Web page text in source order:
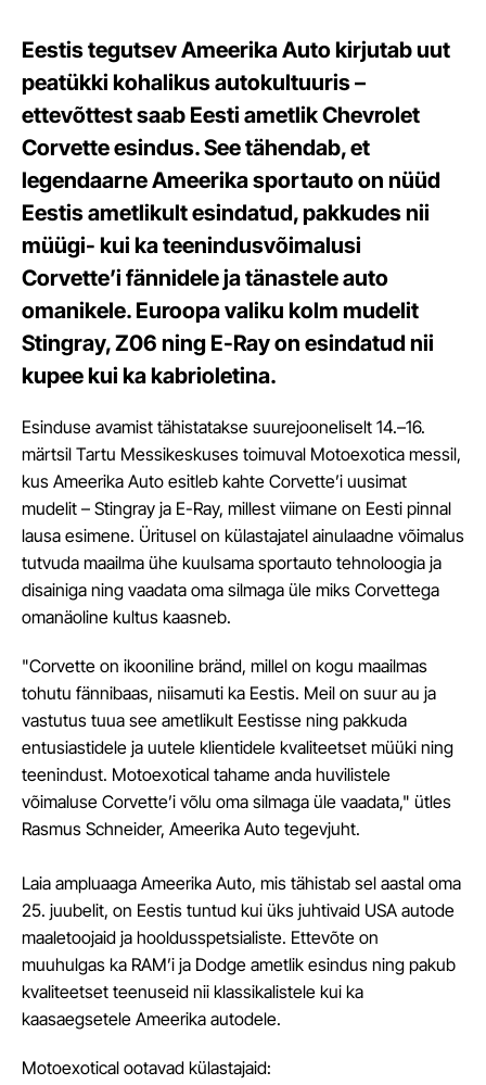
Eestis tegutsev Ameerika Auto kirjutab uut
peatükki kohalikus autokultuuris –
ettevõttest saab Eesti ametlik Chevrolet
Corvette esindus. See tähendab, et
legendaarne Ameerika sportauto on nüüd
Eestis ametlikult esindatud, pakkudes nii
müügi- kui ka teenindusvõimalusi
Corvette’i fännidele ja tänastele auto
omanikele. Euroopa valiku kolm mudelit
Stingray, Z06 ning E-Ray on esindatud nii
kupee kui ka kabrioletina.
Esinduse avamist tähistatakse suurejooneliselt 14.–16.
märtsil Tartu Messikeskuses toimuval Motoexotica messil,
kus Ameerika Auto esitleb kahte Corvette’i uusimat
mudelit – Stingray ja E-Ray, millest viimane on Eesti pinnal
lausa esimene. Üritusel on külastajatel ainulaadne võimalus
tutvuda maailma ühe kuulsama sportauto tehnoloogia ja
disainiga ning vaadata oma silmaga üle miks Corvettega
omanäoline kultus kaasneb.
"Corvette on ikooniline bränd, millel on kogu maailmas
tohutu fännibaas, niisamuti ka Eestis. Meil on suur au ja
vastutus tuua see ametlikult Eestisse ning pakkuda
entusiastidele ja uutele klientidele kvaliteetset müüki ning
teenindust. Motoexotical tahame anda huvilistele
võimaluse Corvette’i võlu oma silmaga üle vaadata," ütles
Rasmus Schneider, Ameerika Auto tegevjuht.
Laia ampluaaga Ameerika Auto, mis tähistab sel aastal oma
25. juubelit, on Eestis tuntud kui üks juhtivaid USA autode
maaletoojaid ja hooldusspetsialiste. Ettevõte on
muuhulgas ka RAM’i ja Dodge ametlik esindus ning pakub
kvaliteetset teenuseid nii klassikalistele kui ka
kaasaegsetele Ameerika autodele.
Motoexotical ootavad külastajaid: